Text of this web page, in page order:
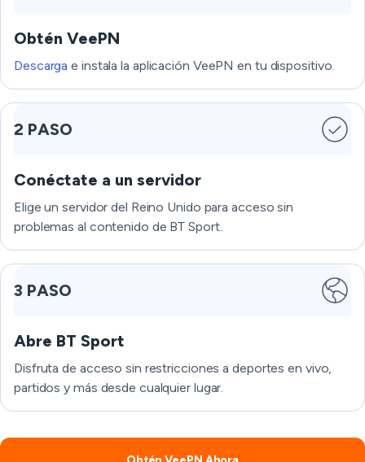
Obtén VeePN
Descarga e instala la aplicación VeePN en tu dispositivo.
2 PASO
Conéctate a un servidor
Elige un servidor del Reino Unido para acceso sin
problemas al contenido de BT Sport.
3 PASO
Abre BT Sport
Disfruta de acceso sin restricciones a deportes en vivo,
partidos y más desde cualquier lugar.